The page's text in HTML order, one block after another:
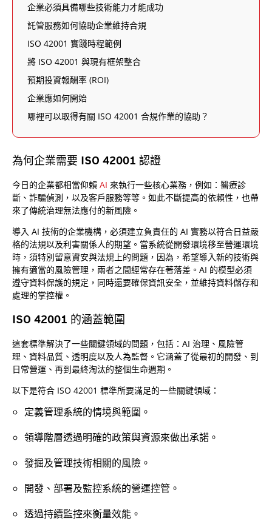
企業必須具備哪些技術能力才能成功
託管服務如何協助企業維持合規
ISO 42001 實踐時程範例
將 ISO 42001 與現有框架整合
預期投資報酬率 (ROI)
企業應如何開始
哪裡可以取得有關 ISO 42001 合規作業的協助？
為何企業需要 ISO 42001 認證
今日的企業都相當仰賴 AI 來執行一些核心業務，例如：醫療診
斷、詐騙偵測，以及客戶服務等等。如此不斷提高的依賴性，也帶
來了傳統治理無法應付的新風險。
導入 AI 技術的企業機構，必須建立負責任的 AI 實務以符合日益嚴
格的法規以及利害關係人的期望。當系統從開發環境移至營運環境
時，須特別留意資安與法規上的問題，因為，希望導入新的技術與
擁有適當的風險管理，兩者之間經常存在著落差。AI 的模型必須
遵守資料保護的規定，同時還要確保資訊安全，並維持資料儲存和
處理的掌控權。
ISO 42001 的涵蓋範圍
這套標準解決了一些關鍵領域的問題，包括：AI 治理、風險管
理、資料品質、透明度以及人為監督。它涵蓋了從最初的開發、到
日常營運、再到最終淘汰的整個生命週期。
以下是符合 ISO 42001 標準所要滿足的一些關鍵領域：
定義管理系統的情境與範圍。
領導階層透過明確的政策與資源來做出承諾。
發掘及管理技術相關的風險。
開發、部署及監控系統的營運控管。
透過持續監控來衡量效能。